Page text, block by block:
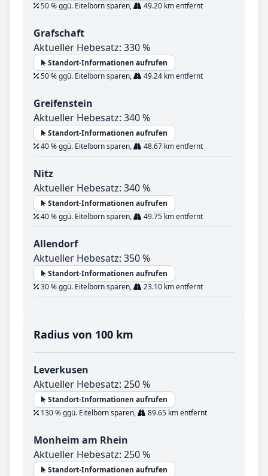
50 % ggü. Eitelborn sparen,
49.20 km entfernt
Grafschaft
Aktueller Hebesatz: 330 %
Standort-Informationen aufrufen
50 % ggü. Eitelborn sparen,
49.24 km entfernt
Greifenstein
Aktueller Hebesatz: 340 %
Standort-Informationen aufrufen
40 % ggü. Eitelborn sparen,
48.67 km entfernt
Nitz
Aktueller Hebesatz: 340 %
Standort-Informationen aufrufen
40 % ggü. Eitelborn sparen,
49.75 km entfernt
Allendorf
Aktueller Hebesatz: 350 %
Standort-Informationen aufrufen
30 % ggü. Eitelborn sparen,
23.10 km entfernt
Radius von 100 km
Leverkusen
Aktueller Hebesatz: 250 %
Standort-Informationen aufrufen
130 % ggü. Eitelborn sparen,
89.65 km entfernt
Monheim am Rhein
Aktueller Hebesatz: 250 %
Standort-Informationen aufrufen